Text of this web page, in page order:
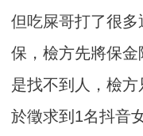
但吃屎哥打了很
保，檢方先將保
是找不到人，檢
於徵求到1名抖音